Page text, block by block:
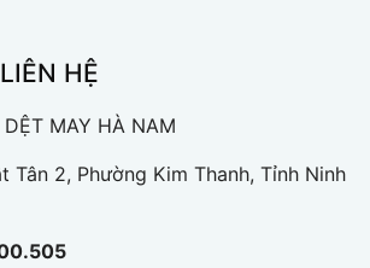
HỆ
MAY HÀ NAM
Tân 2, Phường Kim Thanh, Tỉnh Ninh